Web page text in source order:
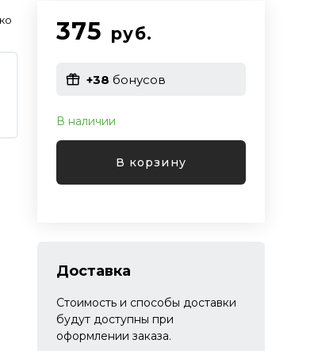
375 руб.
+38 бонусов
В наличии
В корзину
Доставка
Стоимость и способы доставки
будут доступны при
оформлении заказа.